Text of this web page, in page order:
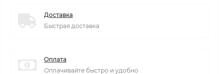
Доставка
Быстрая доставка
Оплата
Оплачивайте быстро и удобно